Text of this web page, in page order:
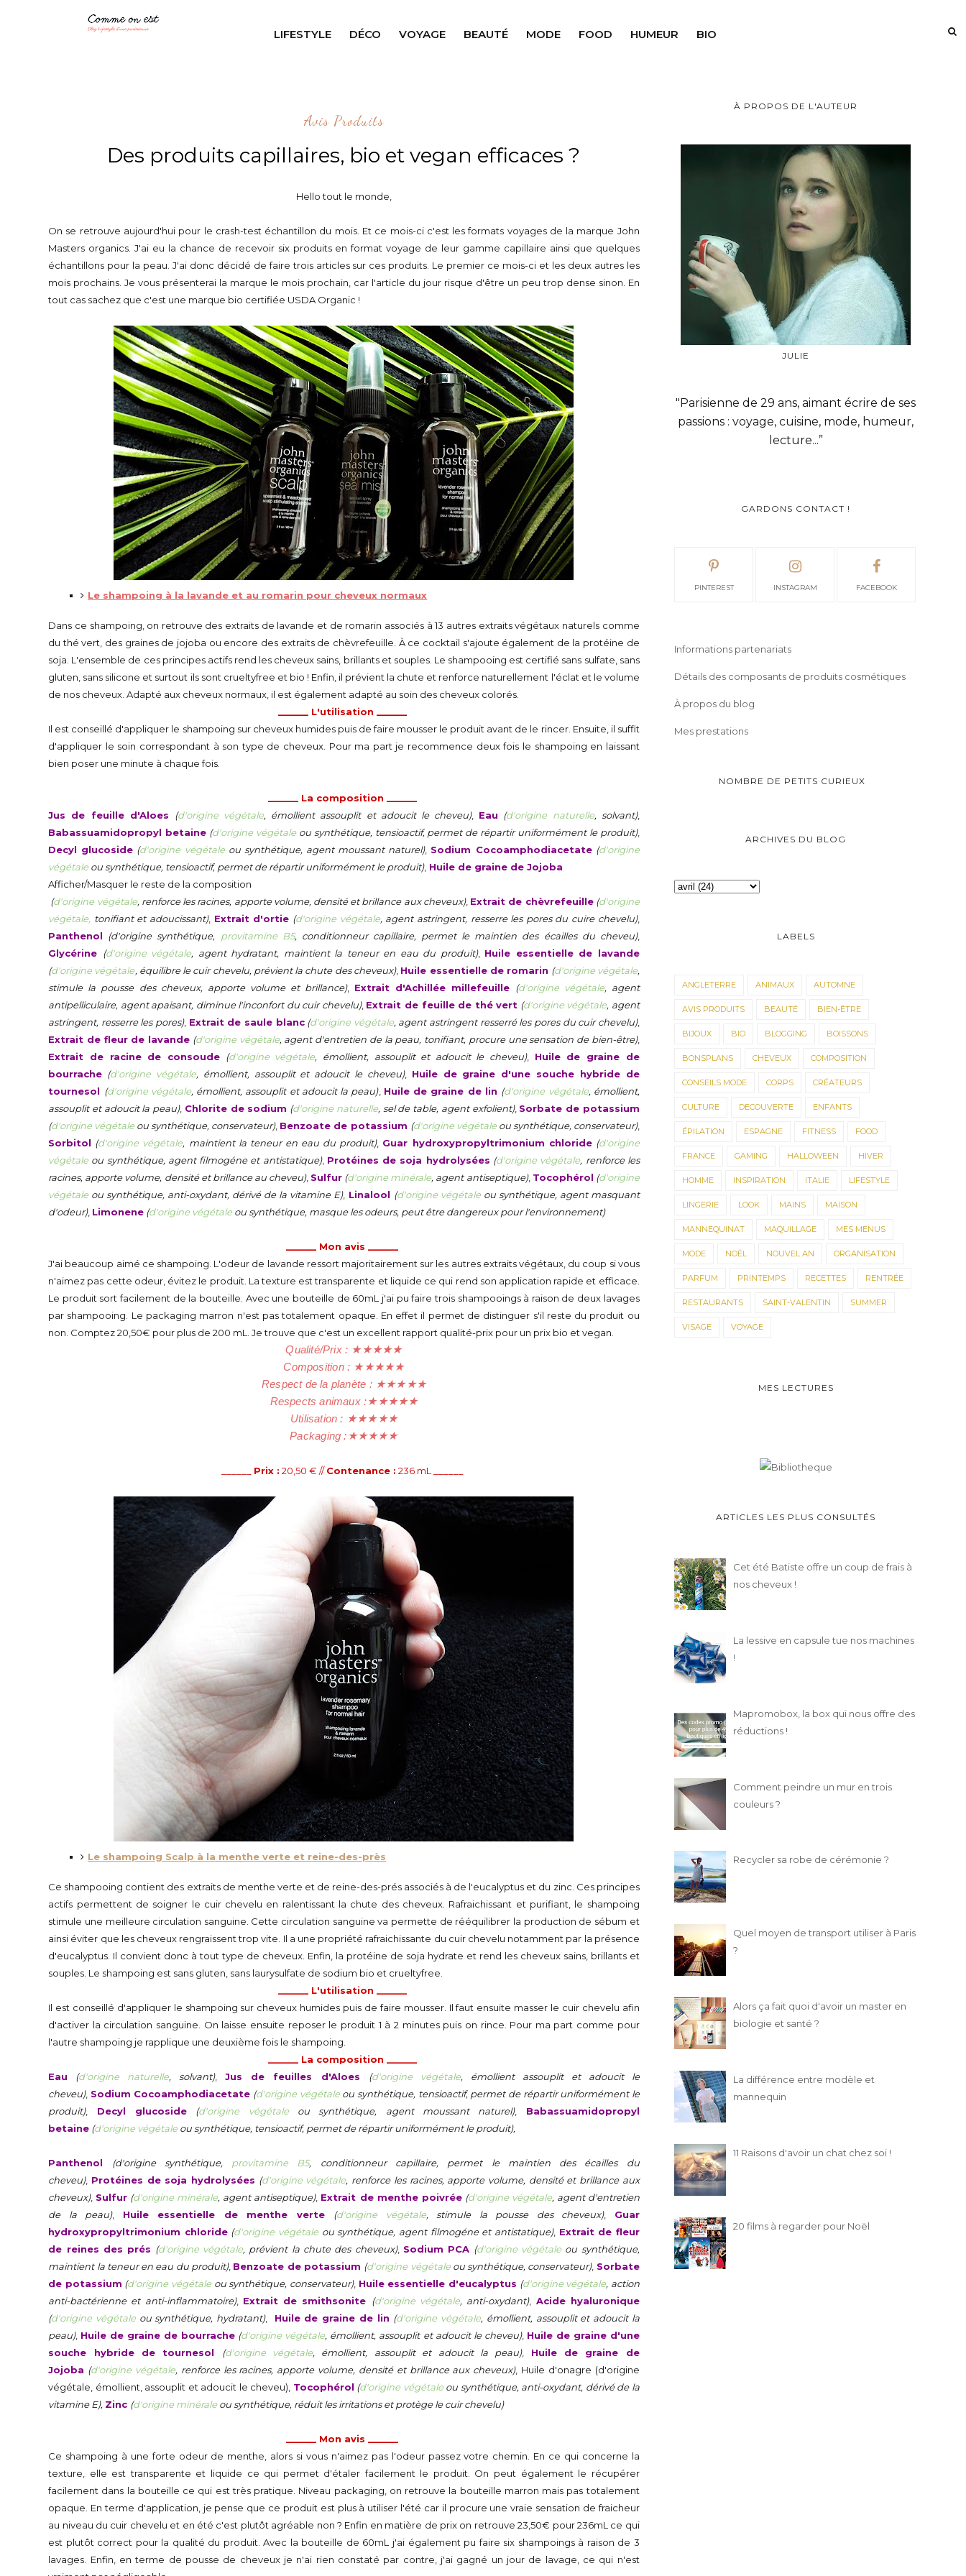
LIFESTYLE DÉCO VOYAGE BEAUTÉ MODE FOOD HUMEUR BIO
Avis Produits
Des produits capillaires, bio et vegan efficaces ?
Hello tout le monde,
On se retrouve aujourd'hui pour le crash-test échantillon du mois. Et ce mois-ci c'est les formats voyages de la marque John
Masters organics. J'ai eu la chance de recevoir six produits en format voyage de leur gamme capillaire ainsi que quelques
échantillons pour la peau. J'ai donc décidé de faire trois articles sur ces produits. Le premier ce mois-ci et les deux autres les
mois prochains. Je vous présenterai la marque le mois prochain, car l'article du jour risque d'être un peu trop dense sinon. En
tout cas sachez que c'est une marque bio certifiée USDA Organic !
Le shampoing à la lavande et au romarin pour cheveux normaux
Dans ce shampoing, on retrouve des extraits de lavande et de romarin associés à 13 autres extraits végétaux naturels comme
du thé vert, des graines de jojoba ou encore des extraits de chèvrefeuille. À ce cocktail s'ajoute également de la protéine de
soja. L'ensemble de ces principes actifs rend les cheveux sains, brillants et souples. Le shampooing est certifié sans sulfate, sans
gluten, sans silicone et surtout ils sont crueltyfree et bio ! Enfin, il prévient la chute et renforce naturellement l'éclat et le volume
de nos cheveux. Adapté aux cheveux normaux, il est également adapté au soin des cheveux colorés.
______ L'utilisation ______
Il est conseillé d'appliquer le shampoing sur cheveux humides puis de faire mousser le produit avant de le rincer. Ensuite, il suffit
d'appliquer le soin correspondant à son type de cheveux. Pour ma part je recommence deux fois le shampoing en laissant
bien poser une minute à chaque fois.
______ La composition ______
Jus de feuille d'Aloes (d'origine végétale, émollient assouplit et adoucit le cheveu), Eau (d'origine naturelle, solvant),
Babassuamidopropyl betaine (d'origine végétaleou synthétique, tensioactif, permet de répartir uniformément le produit),
Decyl glucoside (d'origine végétaleou synthétique, agent moussant naturel), Sodium Cocoamphodiacetate (d'origine
végétaleou synthétique, tensioactif, permet de répartir uniformément le produit), Huile de graine de Jojoba
Afficher/Masquer le reste de la composition
(d'origine végétale, renforce les racines, apporte volume, densité et brillance aux cheveux), Extrait de chèvrefeuille (d'origine
végétale, tonifiant et adoucissant), Extrait d'ortie (d'origine végétale, agent astringent, resserre les pores du cuire chevelu),
Panthenol (d'origine synthétique, provitamine B5, conditionneur capillaire, permet le maintien des écailles du cheveu),
Glycérine (d'origine végétale, agent hydratant, maintient la teneur en eau du produit), Huile essentielle de lavande
(d'origine végétale, équilibre le cuir chevelu, prévient la chute des cheveux), Huile essentielle de romarin (d'origine végétale,
stimule la pousse des cheveux, apporte volume et brillance), Extrait d'Achillée millefeuille (d'origine végétale, agent
antipelliculaire, agent apaisant, diminue l'inconfort du cuir chevelu), Extrait de feuille de thé vert (d'origine végétale, agent
astringent, resserre les pores), Extrait de saule blanc (d'origine végétale, agent astringent resserré les pores du cuir chevelu),
Extrait de fleur de lavande (d'origine végétale, agent d'entretien de la peau, tonifiant, procure une sensation de bien-être),
Extrait de racine de consoude (d'origine végétale, émollient, assouplit et adoucit le cheveu), Huile de graine de
bourrache (d'origine végétale, émollient, assouplit et adoucit le cheveu), Huile de graine d'une souche hybride de
tournesol (d'origine végétale, émollient, assouplit et adoucit la peau), Huile de graine de lin (d'origine végétale, émollient,
assouplit et adoucit la peau), Chlorite de sodium (d'origine naturelle, sel de table, agent exfolient), Sorbate de potassium
(d'origine végétaleou synthétique, conservateur), Benzoate de potassium (d'origine végétaleou synthétique, conservateur),
Sorbitol (d'origine végétale, maintient la teneur en eau du produit), Guar hydroxypropyltrimonium chloride (d'origine
végétaleou synthétique, agent filmogéne et antistatique), Protéines de soja hydrolysées (d'origine végétale, renforce les
racines, apporte volume, densité et brillance au cheveu), Sulfur (d'origine minérale, agent antiseptique), Tocophérol (d'origine
végétaleou synthétique, anti-oxydant, dérivé de la vitamine E), Linalool (d'origine végétaleou synthétique, agent masquant
d'odeur), Limonene (d'origine végétaleou synthétique, masque les odeurs, peut être dangereux pour l'environnement)
______ Mon avis ______
J'ai beaucoup aimé ce shampoing. L'odeur de lavande ressort majoritairement sur les autres extraits végétaux, du coup si vous
n'aimez pas cette odeur, évitez le produit. La texture est transparente et liquide ce qui rend son application rapide et efficace.
Le produit sort facilement de la bouteille. Avec une bouteille de 60mL j'ai pu faire trois shampooings à raison de deux lavages
par shampooing. Le packaging marron n'est pas totalement opaque. En effet il permet de distinguer s'il reste du produit ou
non. Comptez 20,50€ pour plus de 200 mL. Je trouve que c'est un excellent rapport qualité-prix pour un prix bio et vegan.
Qualité/Prix : ★★★★★
Composition : ★★★★★
Respect de la planète : ★★★★★
Respects animaux :★★★★★
Utilisation : ★★★★★
Packaging : ★★★★★
Prix : 20,50 € //Contenance : 236 mL ______
Le shampoing Scalp à la menthe verte et reine-des-près
Ce shampooing contient des extraits de menthe verte et de reine-des-prés associés à de l'eucalyptus et du zinc. Ces principes
actifs permettent de soigner le cuir chevelu en ralentissant la chute des cheveux. Rafraichissant et purifiant, le shampoing
stimule une meilleure circulation sanguine. Cette circulation sanguine va permette de rééquilibrer la production de sébum et
ainsi éviter que les cheveux rengraissent trop vite. Il a une propriété rafraichissante du cuir chevelu notamment par la présence
d'eucalyptus. Il convient donc à tout type de cheveux. Enfin, la protéine de soja hydrate et rend les cheveux sains, brillants et
souples. Le shampoing est sans gluten, sans laurysulfate de sodium bio et crueltyfree.
______ L'utilisation ______
Il est conseillé d'appliquer le shampoing sur cheveux humides puis de faire mousser. Il faut ensuite masser le cuir chevelu afin
d'activer la circulation sanguine. On laisse ensuite reposer le produit 1 à 2 minutes puis on rince. Pour ma part comme pour
l'autre shampoing je rapplique une deuxième fois le shampoing.
______ La composition ______
Eau
(d'origine naturelle, solvant),Jus de feuilles d'Aloes (d'origine végétale, émollient assouplit et adoucit le
cheveu), Sodium Cocoamphodiacetate (d'origine végétaleou synthétique, tensioactif, permet de répartir uniformément le
produit), Decyl glucoside (d'origine végétaleou synthétique, agent moussant naturel), Babassuamidopropyl
betaine (d'origine végétaleou synthétique, tensioactif, permet de répartir uniformément le produit),
Panthenol
(d'origine synthétique, provitamine B5, conditionneur capillaire, permet le maintien des écailles du
cheveu), Protéines de soja hydrolysées (d'origine végétale, renforce les racines, apporte volume, densité et brillance aux
cheveux), Sulfur (d'origine minérale, agent antiseptique), Extrait de menthe poivrée (d'origine végétale, agent d'entretien
de la peau), Huile essentielle de menthe verte (d'origine végétale, stimule la pousse des cheveux), Guar
hydroxypropyltrimonium chloride (d'origine végétaleou synthétique, agent filmogéne et antistatique), Extrait de fleur
de reines des prés (d'origine végétale, prévient la chute des cheveux), Sodium PCA (d'origine végétaleou synthétique,
maintient la teneur en eau du produit), Benzoate de potassium (d'origine végétaleou synthétique, conservateur), Sorbate
de potassium (d'origine végétaleou synthétique, conservateur), Huile essentielle d'eucalyptus (d'origine végétale, action
anti-bactérienne et anti-inflammatoire), Extrait de smithsonite (d'origine végétale, anti-oxydant), Acide hyaluronique
(d'origine végétaleou synthétique, hydratant), Huile de graine de lin (d'origine végétale, émollient, assouplit et adoucit la
peau), Huile de graine de bourrache (d'origine végétale, émollient, assouplit et adoucit le cheveu), Huile de graine d'une
souche hybride de tournesol (d'origine végétale, émollient, assouplit et adoucit la peau), Huile de graine de
Jojoba (d'origine végétale, renforce les racines, apporte volume, densité et brillance aux cheveux), Huile d'onagre (d'origine
végétale, émollient, assouplit et adoucit le cheveu), Tocophérol (d'origine végétaleou synthétique, anti-oxydant, dérivé de la
vitamine E), Zinc (d'origine minéraleou synthétique, réduit les irritations et protège le cuir chevelu)
______ Mon avis ______
Ce shampoing à une forte odeur de menthe, alors si vous n'aimez pas l'odeur passez votre chemin. En ce qui concerne la
texture, elle est transparente et liquide ce qui permet d'étaler facilement le produit. On peut également le récupérer
facilement dans la bouteille ce qui est très pratique. Niveau packaging, on retrouve la bouteille marron mais pas totalement
opaque. En terme d'application, je pense que ce produit est plus à utiliser l'été car il procure une vraie sensation de fraicheur
au niveau du cuir chevelu et en été c'est plutôt agréable non ? Enfin en matière de prix on retrouve 23,50€ pour 236mL ce qui
est plutôt correct pour la qualité du produit. Avec la bouteille de 60mL j'ai également pu faire six shampoings à raison de 3
lavages. Enfin, en terme de pousse de cheveux je n'ai rien constaté par contre, j'ai gagné un jour de lavage, ce qui n'est
À PROPOS DE L'AUTEUR
JULIE
"Parisienne de 29 ans, aimant écrire de ses
passions : voyage, cuisine, mode, humeur,
lecture...”
GARDONS CONTACT !
PINTEREST INSTAGRAM FACEBOOK
Informations partenariats
Détails des composants de produits cosmétiques
À propos du blog
Mes prestations
NOMBRE DE PETITS CURIEUX
ARCHIVES DU BLOG
LABELS
ANGLETERRE ANIMAUX AUTOMNE
AVIS PRODUITS BEAUTÉ BIEN-ÊTRE
BIJOUX BIO BLOGGING BOISSONS
BONSPLANS CHEVEUX COMPOSITION
CONSEILS MODE CORPS CRÉATEURS
CULTURE DECOUVERTE ENFANTS
ÉPILATION ESPAGNE FITNESS FOOD
FRANCE GAMING HALLOWEEN HIVER
HOMME INSPIRATION ITALIE LIFESTYLE
LINGERIE LOOK MAINS MAISON
MANNEQUINAT MAQUILLAGE MES MENUS
MODE NOËL NOUVEL AN ORGANISATION
PARFUM PRINTEMPS RECETTES RENTRÉE
RESTAURANTS SAINT-VALENTIN SUMMER
VISAGE VOYAGE
MES LECTURES
ARTICLES LES PLUS CONSULTÉS
Cet été Batiste offre un coup de frais à
nos cheveux !
La lessive en capsule tue nos machines
!
Mapromobox, la box qui nous offre des
réductions !
Comment peindre un mur en trois
couleurs ?
Recycler sa robe de cérémonie ?
Quel moyen de transport utiliser à Paris
?
Alors ça fait quoi d'avoir un master en
biologie et santé ?
La différence entre modèle et
mannequin
11 Raisons d'avoir un chat chez soi !
20 films à regarder pour Noël